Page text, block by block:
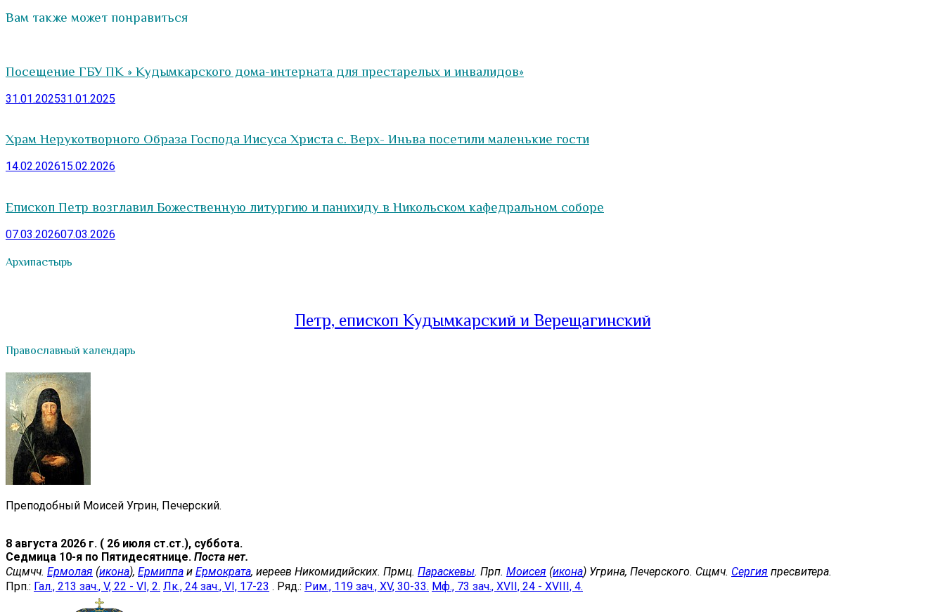
Вам также может понравиться
Посещение ГБУ ПК » Кудымкарского дома-интерната для престарелых и инвалидов»
31.01.202531.01.2025
Храм Нерукотворного Образа Господа Иисуса Христа с. Верх- Иньва посетили маленькие гости
14.02.202615.02.2026
Епископ Петр возглавил Божественную литургию и панихиду в Никольском кафедральном соборе
07.03.202607.03.2026
Архипастырь
Петр, епископ Кудымкарский и Верещагинский
Православный календарь
Преподобный Моисей Угрин, Печерский.
8 августа 2026 г. ( 26 июля ст.ст.), суббота.
Седмица 10-я по Пятидесятнице. Поста нет.
Сщмчч. Ермолая (икона), Ермиппа и Ермократа, иереев Никомидийских. Прмц. Параскевы. Прп. Моисея (икона) Угрина, Печерского. Сщмч. Сергия пресвитера.
Прп.: Гал., 213 зач., V, 22 - VI, 2. Лк., 24 зач., VI, 17-23 . Ряд.: Рим., 119 зач., XV, 30-33. Мф., 73 зач., XVII, 24 - XVIII, 4.